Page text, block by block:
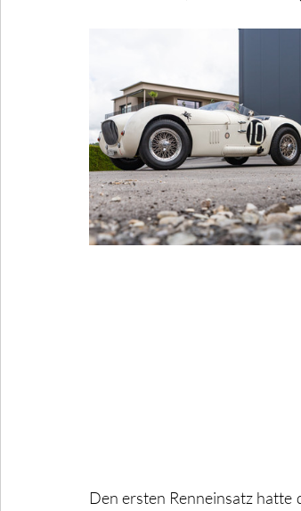
Den ersten Renneinsatz hatte